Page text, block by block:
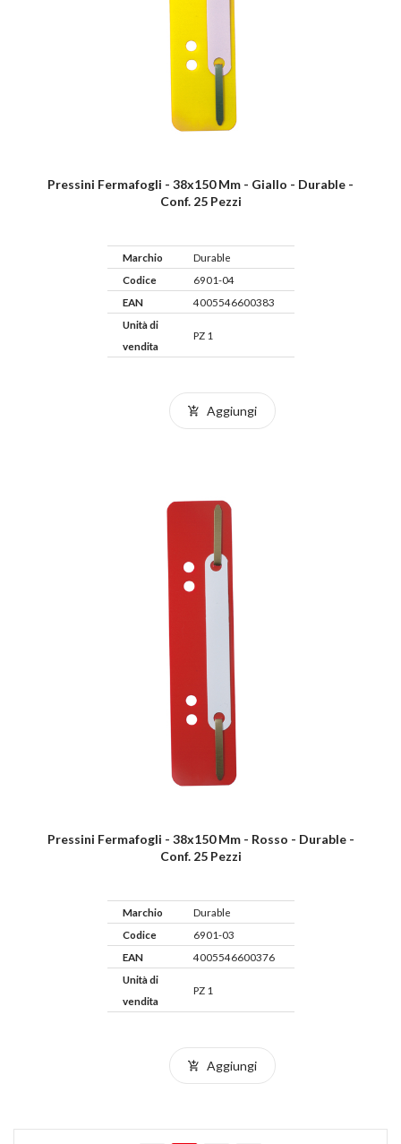
Pressini Fermafogli - 38x150 Mm - Giallo - Durable -
Conf. 25 Pezzi
Marchio
Durable
Codice
6901-04
EAN
4005546600383
Unità di
vendita
PZ 1
Aggiungi
Pressini Fermafogli - 38x150 Mm - Rosso - Durable -
Conf. 25 Pezzi
Marchio
Durable
Codice
6901-03
EAN
4005546600376
Unità di
vendita
PZ 1
Aggiungi